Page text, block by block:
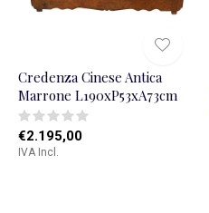
Credenza Cinese Antica
Marrone L190xP53xA73cm
€2.195,00
IVA Incl.